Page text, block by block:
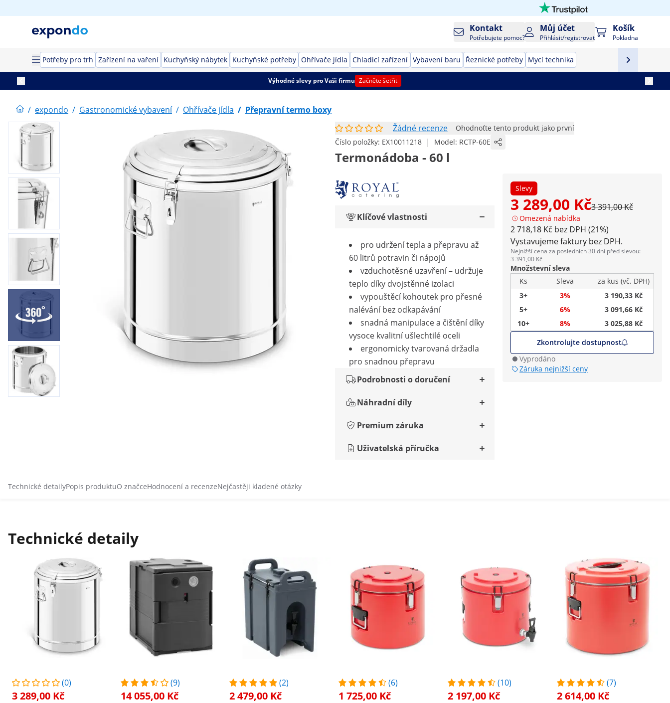
Kontakt
Potřebujete pomoc?
Můj účet
Přihlásit/registrovat
Košík
Pokladna
Potřeby pro trh Zařízení na vaření Kuchyňský nábytek Kuchyňské potřeby Ohřívače jídla Chladicí zařízení Vybavení baru Řeznické potřeby Mycí technika
Výhodné slevy pro Vaši firmu Začněte šetřit
/ expondo / Gastronomické vybavení / Ohřívače jídla / Přepravní termo boxy
Žádné recenze
Ohodnoťte tento produkt jako první
Číslo položky: EX10011218 | Model: RCTP-60E
Termonádoba - 60 l
Slevy
3 289,00 Kč3 391,00 Kč
Omezená nabídka
2 718,18 Kč bez DPH (21%)
Vystavujeme faktury bez DPH.
Nejnižší cena za posledních 30 dní před slevou:
3 391,00 Kč
Množstevní sleva
Ks
Sleva
za kus (vč. DPH)
3+
3%
3 190,33 Kč
5+
6%
3 091,66 Kč
10+
8%
3 025,88 Kč
Zkontrolujte dostupnost
Vyprodáno
Záruka nejnižší ceny
Klíčové vlastnosti
pro udržení tepla a přepravu až
60 litrů potravin či nápojů
vzduchotěsné uzavření – udržuje
teplo díky dvojstěnné izolaci
vypouštěcí kohoutek pro přesné
nalévání bez odkapávání
snadná manipulace a čištění díky
vysoce kvalitní ušlechtilé oceli
ergonomicky tvarovaná držadla
pro snadnou přepravu
Podrobnosti o doručení
Náhradní díly
Premium záruka
Uživatelská příručka
Technické detailyPopis produktuO značceHodnocení a recenzeNejčastěji kladené otázky
Technické detaily
(0)
3 289,00 Kč
(9)
14 055,00 Kč
(2)
2 479,00 Kč
(6)
1 725,00 Kč
(10)
2 197,00 Kč
(7)
2 614,00 Kč